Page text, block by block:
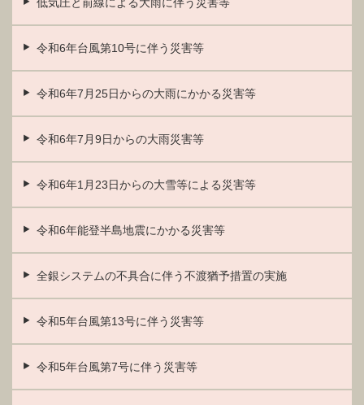
低気圧と前線による大雨に伴う災害等
令和6年台風第10号に伴う災害等
令和6年7月25日からの大雨にかかる災害等
令和6年7月9日からの大雨災害等
令和6年1月23日からの大雪等による災害等
令和6年能登半島地震にかかる災害等
全銀システムの不具合に伴う不渡猶予措置の実施
令和5年台風第13号に伴う災害等
令和5年台風第7号に伴う災害等